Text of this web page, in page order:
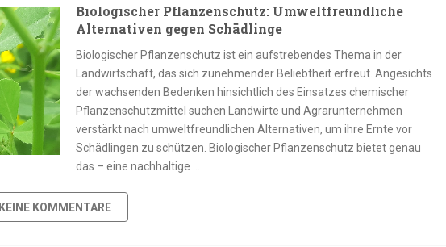
Biologischer Pflanzenschutz: Umweltfreundliche
Alternativen gegen Schädlinge
Biologischer Pflanzenschutz ist ein aufstrebendes Thema in der
Landwirtschaft, das sich zunehmender Beliebtheit erfreut. Angesichts
der wachsenden Bedenken hinsichtlich des Einsatzes chemischer
Pflanzenschutzmittel suchen Landwirte und Agrarunternehmen
verstärkt nach umweltfreundlichen Alternativen, um ihre Ernte vor
Schädlingen zu schützen. Biologischer Pflanzenschutz bietet genau
das – eine nachhaltige …
KEINE KOMMENTARE